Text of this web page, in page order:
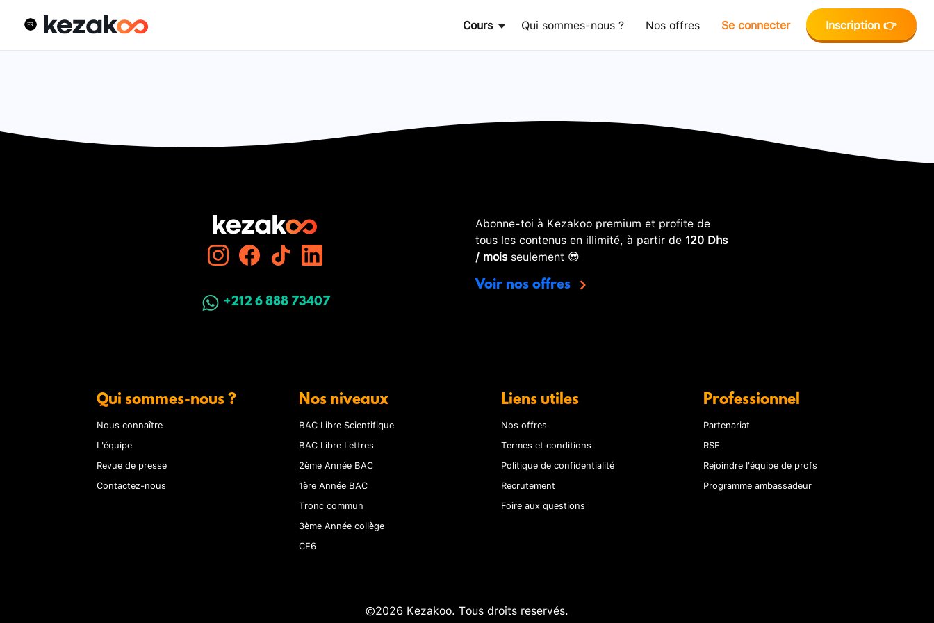
Cours Qui sommes-nous ? Nos offres Se connecter Inscription 👉
+212 6 888 73407
Abonne-toi à Kezakoo premium et profite de
tous les contenus en illimité, à partir de 120 Dhs
/ moisseulement 😎
Voir nos offres
Qui sommes-nous ?
Nous connaître
L'équipe
Revue de presse
Contactez-nous
Nos niveaux
BAC Libre Scientifique
BAC Libre Lettres
2ème Année BAC
1ère Année BAC
Tronc commun
3ème Année collège
CE6
Liens utiles
Nos offres
Termes et conditions
Politique de confidentialité
Recrutement
Foire aux questions
Professionnel
Partenariat
RSE
Rejoindre l'équipe de profs
Programme ambassadeur
©2026 Kezakoo. Tous droits reservés.